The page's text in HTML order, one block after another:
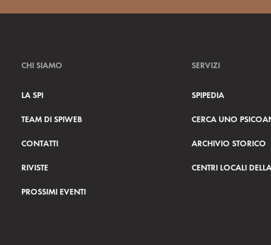
CHI SIAMO
LA SPI
TEAM DI SPIWEB
CONTATTI
RIVISTE
PROSSIMI EVENTI
SERVIZI
SPIPEDIA
CERCA UNO
ARCHIVIO STORICO
CENTRI LOCALI